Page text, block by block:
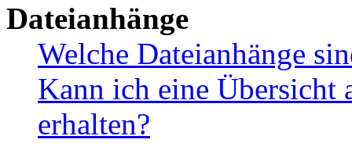
Dateianhänge
Welche Dateianhänge
Kann ich eine Übersicht
erhalten?